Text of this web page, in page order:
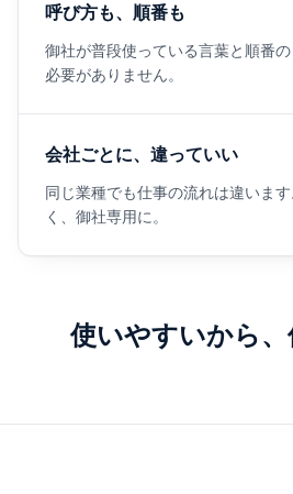
呼び方も、順番も
御社が普段使っている言葉と順番
必要がありません。
会社ごとに、違っていい
同じ業種でも仕事の流れは違いま
く、御社専用に。
使いやすいから、